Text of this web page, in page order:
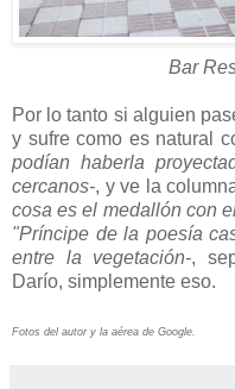
Bar
Por lo tanto si alguien
y sufre como es natural
podían haberla
cercanos-, y ve la
cosa es el medallón con
"Príncipe de la poesía
entre la vegetación-,
Darío, simplemente eso.
Fotos del autor y la aérea de Google.